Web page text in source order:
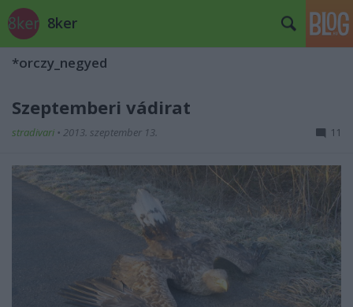
8ker
*orczy_negyed
Szeptemberi vádirat
stradivari • 2013. szeptember 13. 11